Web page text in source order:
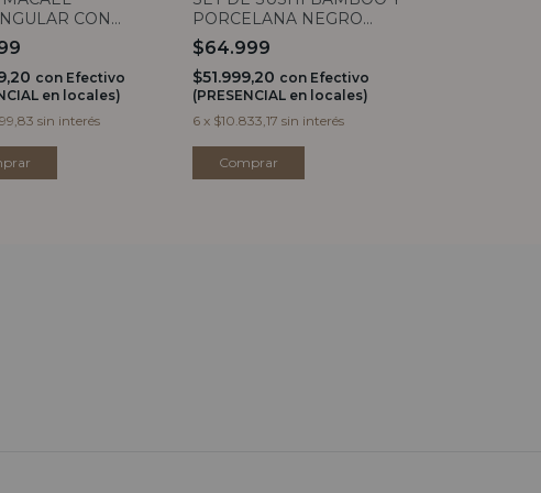
CON
MARMOL
Y MADERA
con Efectivo
en locales)
sin interés
PORCELANA NEGRO
PARA 4
$64.999
$51.999,20 con Efectivo
(PRESENCIAL en locales)
6 x $10.833,17 sin interés